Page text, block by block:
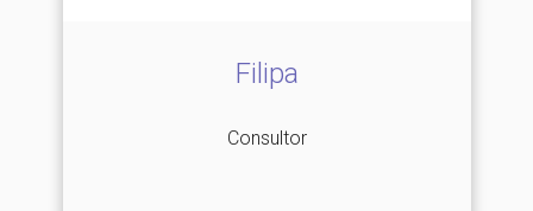
Filipa
Consultor